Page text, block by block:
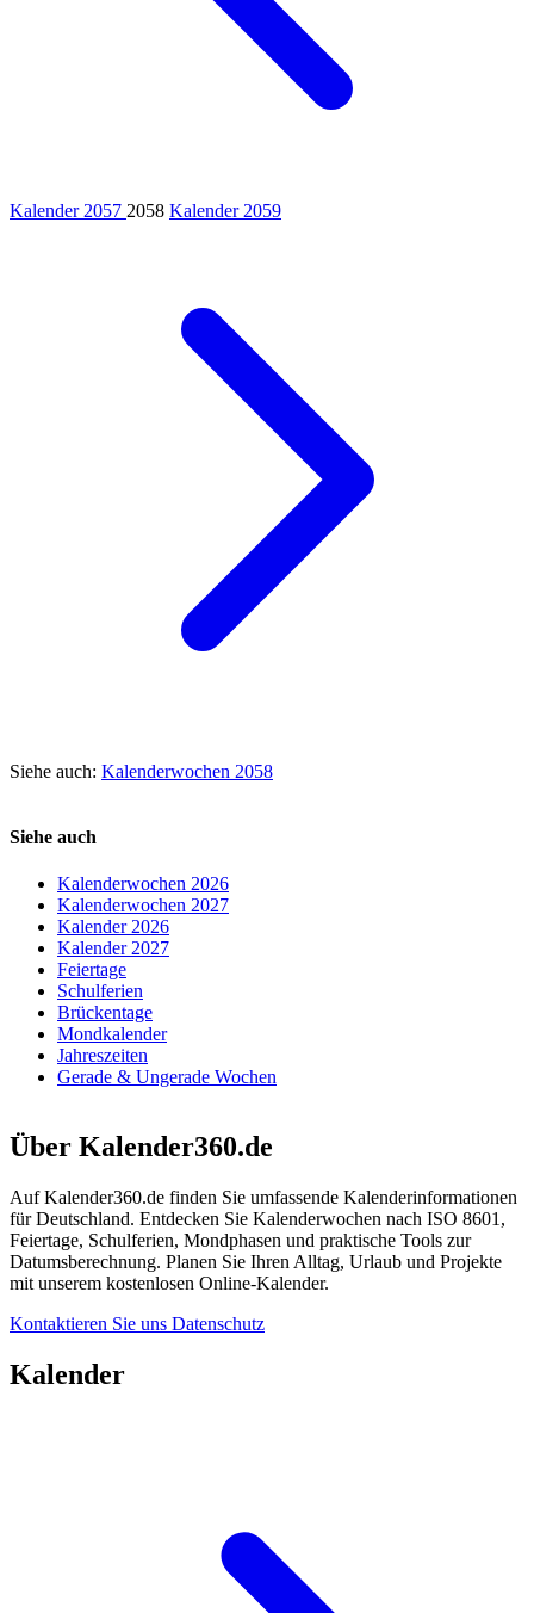
Kalender 2057 2058 Kalender 2059
Siehe auch: Kalenderwochen 2058
Siehe auch
Kalenderwochen 2026
Kalenderwochen 2027
Kalender 2026
Kalender 2027
Feiertage
Schulferien
Brückentage
Mondkalender
Jahreszeiten
Gerade & Ungerade Wochen
Über Kalender360.de
Auf Kalender360.de finden Sie umfassende Kalenderinformationen
für Deutschland. Entdecken Sie Kalenderwochen nach ISO 8601,
Feiertage, Schulferien, Mondphasen und praktische Tools zur
Datumsberechnung. Planen Sie Ihren Alltag, Urlaub und Projekte
mit unserem kostenlosen Online-Kalender.
Kontaktieren Sie uns Datenschutz
Kalender